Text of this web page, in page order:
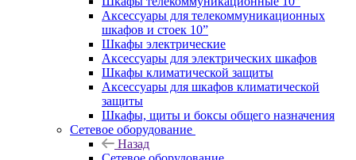
Аксессуары для телекоммуникационных
шкафов и стоек 10”
Шкафы электрические
Аксессуары для электрических шкафов
Шкафы климатической защиты
Аксессуары для шкафов климатической
защиты
Шкафы, щиты и боксы общего назначения
Сетевое оборудование
Назад